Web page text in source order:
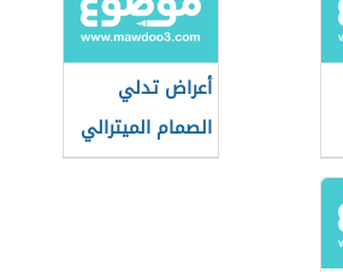
أعراض تدلي
الصمام الميترالي